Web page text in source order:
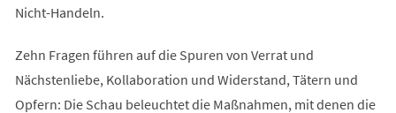
Nicht-Handeln.
Zehn Fragen führen auf die Spuren von Verrat und
Nächstenliebe, Kollaboration und Widerstand, Tätern und
Opfern: Die Schau beleuchtet die Maßnahmen, mit denen die